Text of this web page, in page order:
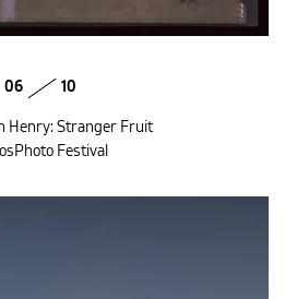
06 10
Henry: Stranger Fruit
Festival